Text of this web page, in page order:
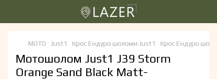
МОТО Just1 Крос Ендуро шоломи Just1 Крос Ендуро
Мотошолом Just1 J39 Storm
Orange Sand Black Matt-